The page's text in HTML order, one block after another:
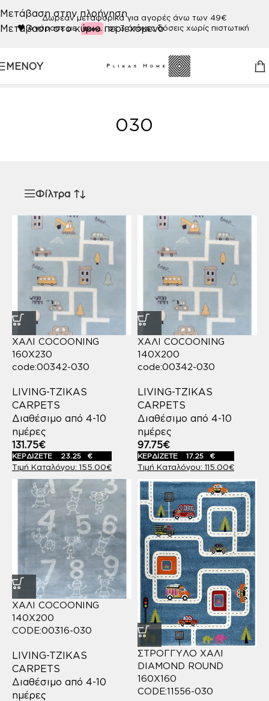
Μετάβαση στην πλοήγηση
Μετάβαση στο κύριο περιεχόμενο
Δωρεάν μεταφορικά για αγορές άνω των 49€
🖤Αγόρασε με σε 3 άτοκες δόσεις χωρίς πιστωτική
ΜΕΝΟΎ
030
030
Φίλτρα
ΧΑΛΙ COCOONING
160X230
code:00342-030
LIVING-TZIKAS
CARPETS
Διαθέσιμο από 4-10
ημέρες
155.00€
131.75€
ΚΕΡΔΙΖΕΤΕ 23.25 €
ΧΑΛΙ COCOONING
140X200
code:00342-030
LIVING-TZIKAS
CARPETS
Διαθέσιμο από 4-10
ημέρες
115.00€
97.75€
ΚΕΡΔΙΖΕΤΕ 17.25 €
ΧΑΛΙ COCOONING
140X200
CODE:00316-030
LIVING-TZIKAS
CARPETS
Διαθέσιμο από 4-10
ημέρες
ΣΤΡΟΓΓΥΛΟ ΧΑΛΙ
DIAMOND ROUND
160X160
CODE:11556-030